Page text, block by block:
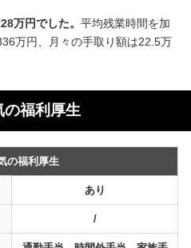
万円でした。平均残業時間を加
万円、月々の手取り額は22.5万
の福利厚生
の福利厚生
あり
/